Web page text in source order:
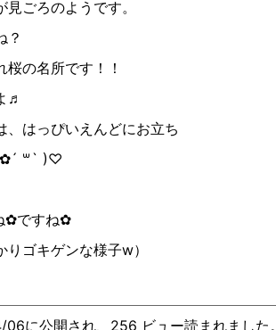
ごろのようです。
？
の名所です！！
♬
、はっぴいえんどにお立ち
✿︎´ ꒳ ` )♡︎
✿︎ですね✿︎
りゴキゲンな様子w）
に公開され、256 ビュー読まれました。